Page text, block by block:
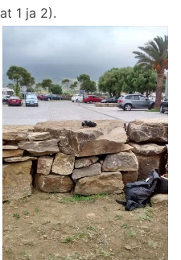
1 ja 2).